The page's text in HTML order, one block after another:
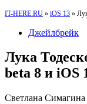
IT-HERE.RU » iOS 13 »
Джейлбрейк
Лука
beta 8 и iOS
Светлана Симагина